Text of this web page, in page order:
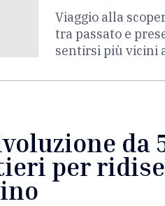
Viaggio alla
tra passato e
sentirsi più vicini
da
per